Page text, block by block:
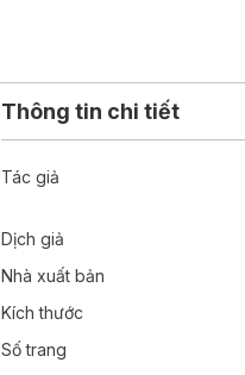
Thông tin chi tiết
Tác giả
Dịch giả
Nhà xuất bản
Kích thước
Số trang